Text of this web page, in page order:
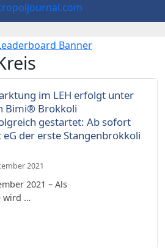
im LEH erfolgt unter
Bimi® Brokkoli
gestartet: Ab sofort
der erste Stangenbrokkoli
2021
2021 – Als
wird …